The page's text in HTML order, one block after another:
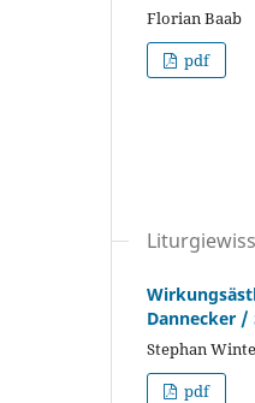
Florian Baab
pdf
Dannecker /
Stephan
pdf